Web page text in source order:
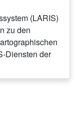
(LARIS)
zu den
Diensten der